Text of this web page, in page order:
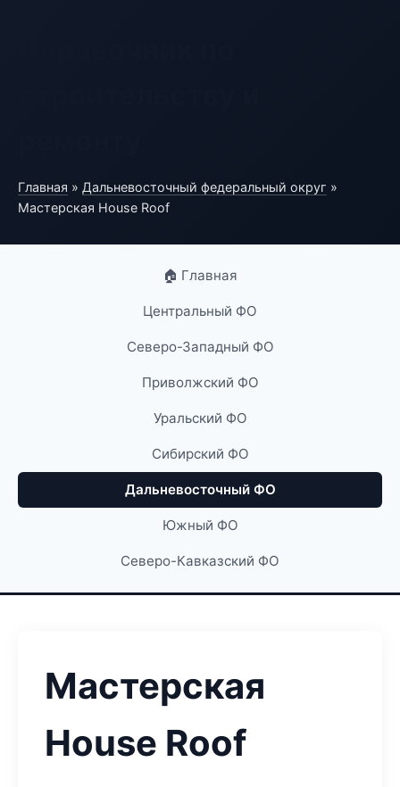
Главная » Дальневосточный федеральный округ »
Мастерская House Roof
🏠 Главная
Центральный ФО
Северо-Западный ФО
Приволжский ФО
Уральский ФО
Сибирский ФО
Дальневосточный ФО
Южный ФО
Северо-Кавказский ФО
Мастерская
House Roof